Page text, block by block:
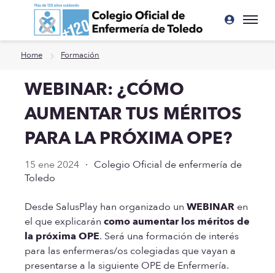
Ir a contenido principal
Home Formación
WEBINAR: ¿CÓMO
AUMENTAR TUS MÉRITOS
PARA LA PRÓXIMA OPE?
15 ene 2024 · Colegio Oficial de enfermería de
Toledo
Desde SalusPlay han organizado un WEBINAR en
el que explicarán como aumentar los méritos de
la próxima OPE. Será una formación de interés
para las enfermeras/os colegiadas que vayan a
presentarse a la siguiente OPE de Enfermería.